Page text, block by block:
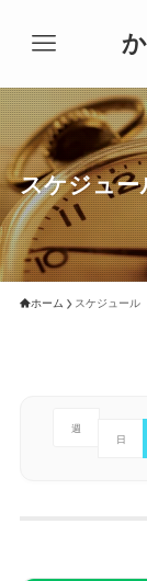
スケジュー
ホーム スケジュール
週
日